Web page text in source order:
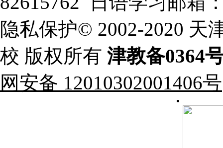
隐私保护© 2002-2020 天
校 版权所有 津教备0364
网安备 12010302001406号